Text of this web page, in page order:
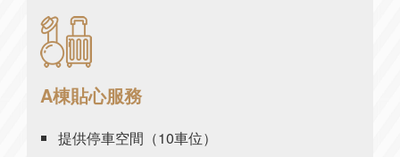
A棟貼心服務
提供停車空間（10車位）